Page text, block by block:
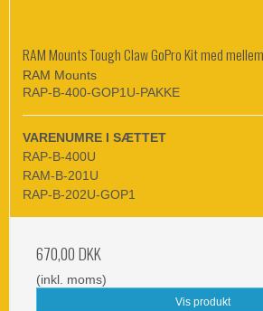
RAM Mounts Tough Claw GoPro Kit med
RAM Mounts
RAP-B-400-GOP1U-PAKKE
VARENUMRE I SÆTTET
RAP-B-400U
RAM-B-201U
RAP-B-202U-GOP1
670,00 DKK
(inkl. moms)
Vis produkt